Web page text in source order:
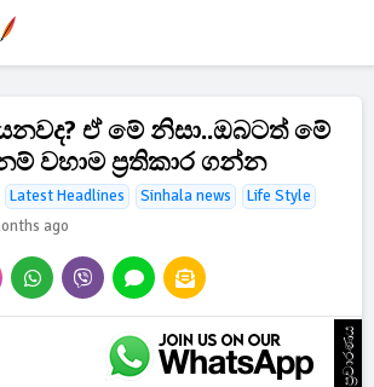
ඒ මේ නිසා..ඔබටත් මේ
වහාම ප්‍රතිකාර ගන්න
Latest Headlines Sinhala news
Life Style
ago
ප්‍රචාරණය